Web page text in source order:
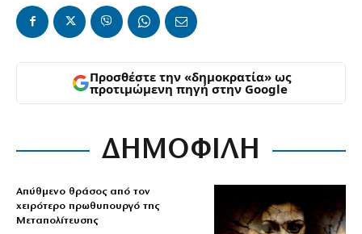
Προσθέστε την «δημοκρατία» ως
προτιμώμενη πηγή στην Google
ΔΗΜΟΦΙΛΗ
Απύθμενο θράσος από τον
χειρότερο πρωθυπουργό της
Μεταπολίτευσης